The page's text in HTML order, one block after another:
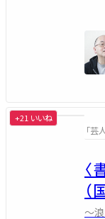
「芸
〈
（
～
+21 いいね